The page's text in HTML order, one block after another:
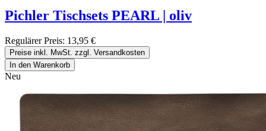
Pichler Tischsets PEARL | oliv
Regulärer Preis: 13,95 €
Preise inkl. MwSt. zzgl. Versandkosten
In den Warenkorb
Neu